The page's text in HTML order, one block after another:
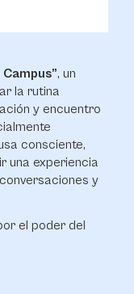
, un
la rutina
y encuentro
consciente,
una experiencia
y
el poder del